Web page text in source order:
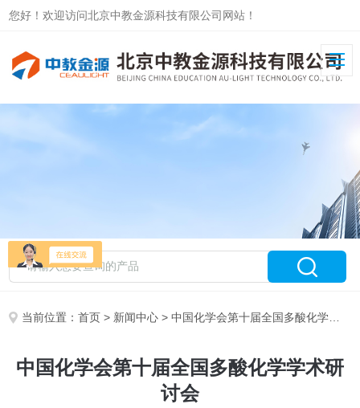
您好！欢迎访问北京中教金源科技有限公司网站！
当前位置：首页 > 新闻中心 > 中国化学会第十届全国多酸化学学术研讨会
中国化学会第十届全国多酸化学学术研
讨会